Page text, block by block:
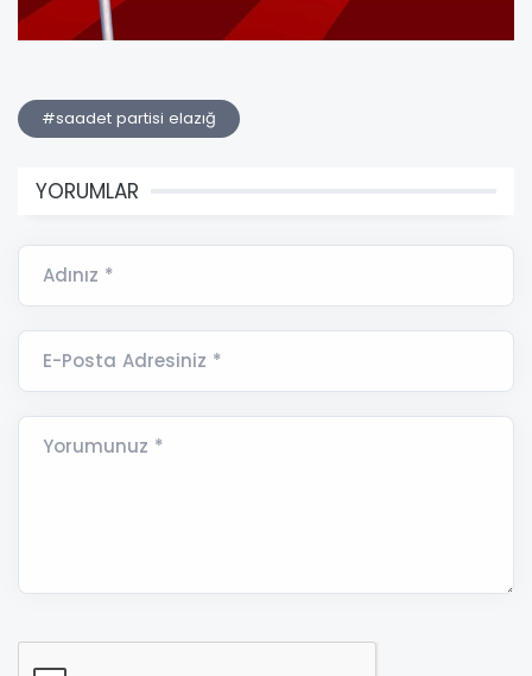
#saadet partisi elazığ
YORUMLAR
Adınız *
E-Posta Adresiniz *
Yorumunuz *